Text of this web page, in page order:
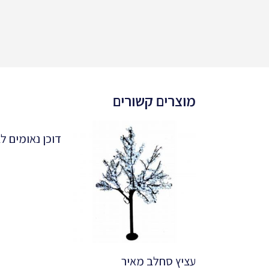
מוצרים קשורים
עציץ סחלב מאיר
דוכן נאומים